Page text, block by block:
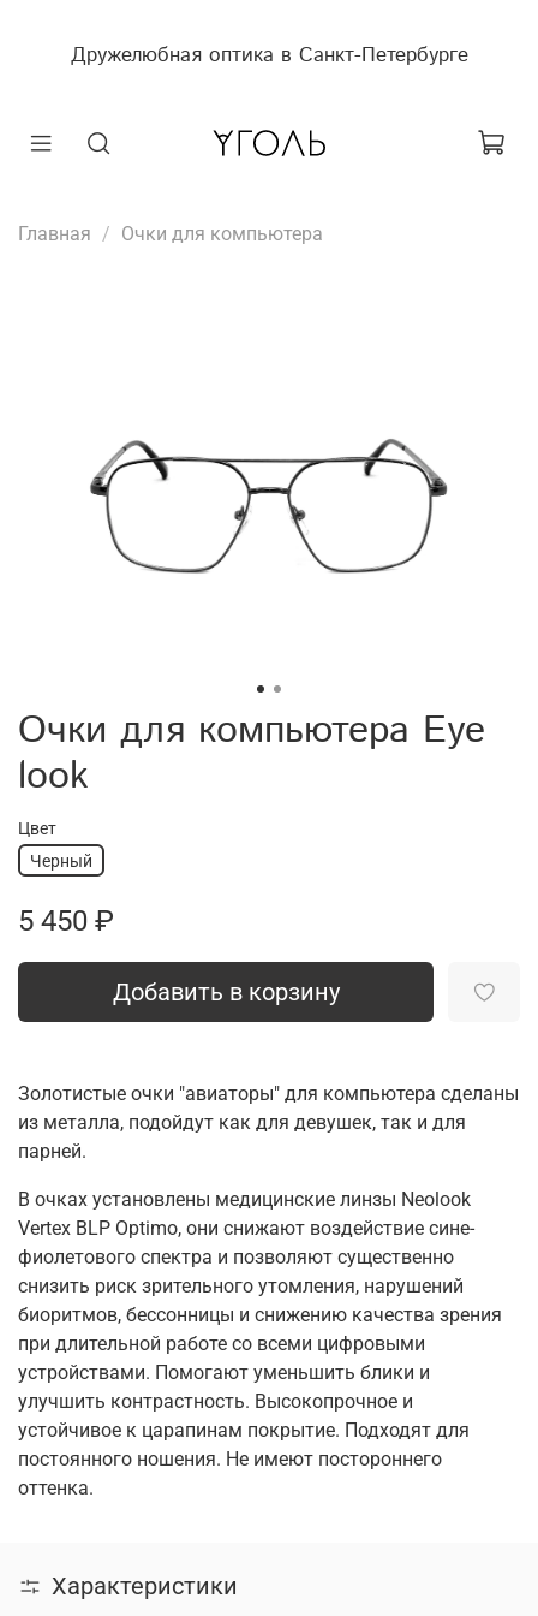
Дружелюбная оптика в Санкт-Петербурге
Главная Очки для компьютера
Очки для компьютера Eye
look
Цвет
Черный
5 450 ₽
Добавить в корзину
Золотистые очки "авиаторы" для компьютера сделаны
из металла, подойдут как для девушек, так и для
парней.
В очках установлены медицинские линзы Neolook
Vertex BLP Optimo, они снижают воздействие сине-
фиолетового спектра и позволяют существенно
снизить риск зрительного утомления, нарушений
биоритмов, бессонницы и снижению качества зрения
при длительной работе со всеми цифровыми
устройствами. Помогают уменьшить блики и
улучшить контрастность. Высокопрочное и
устойчивое к царапинам покрытие. Подходят для
постоянного ношения. Не имеют постороннего
оттенка.
Характеристики